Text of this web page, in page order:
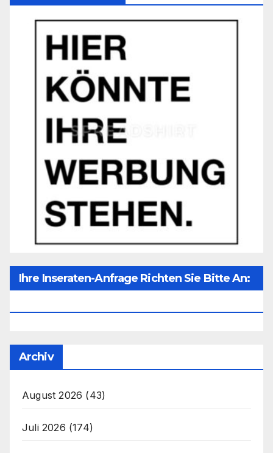
Ihre Inseraten-Anfrage Richten Sie Bitte An:
Archiv
August 2026 (43)
Juli 2026 (174)